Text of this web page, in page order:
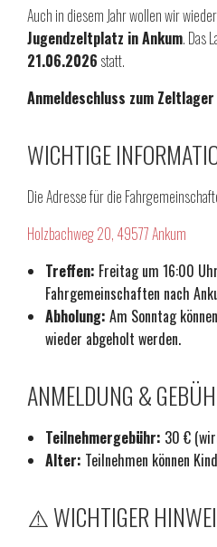
Auch in diesem Jahr wollen wir
Jugendzeltplatz in Ankum. Das
21.06.2026 statt.
Anmeldeschluss zum
WICHTIGE
Die Adresse für die
Holzbachweg 20, 49577 Ankum
Treffen: Freitag um 16:00
Fahrgemeinschaften nach
Abholung: Am Sonntag
wieder abgeholt werden.
ANMELDUNG &
Teilnehmergebühr: 30 €
Alter: Teilnehmen können
⚠️ WICHTIGER